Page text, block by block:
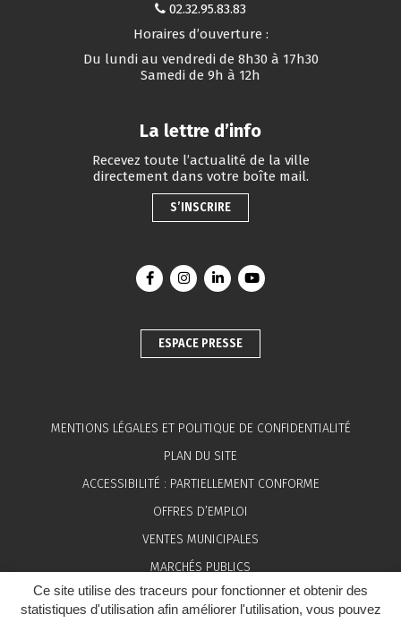
Ce site utilise des traceurs pour fonctionner et obtenir des
statistiques d'utilisation afin améliorer l'utilisation, vous pouvez
02.32.95.83.83
Horaires d’ouverture :
Du lundi au vendredi de 8h30 à 17h30
Samedi de 9h à 12h
La lettre d’info
Recevez toute l’actualité de la ville
directement dans votre boîte mail.
S’INSCRIRE
Lien vers le compte Facebook
Lien vers le compte Instagram
Lien vers le compte Linkedin
Lien vers la chaîne
ESPACE PRESSE
MENTIONS LÉGALES ET POLITIQUE DE CONFIDENTIALITÉ
PLAN DU SITE
ACCESSIBILITÉ : PARTIELLEMENT CONFORME
OFFRES D’EMPLOI
VENTES MUNICIPALES
MARCHÉS PUBLICS
ESPACE PRESSE